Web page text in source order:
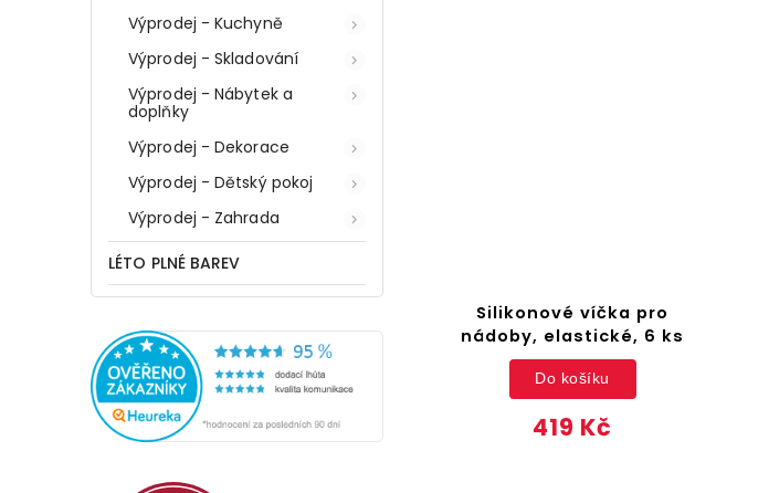
Výprodej - Kuchyně
Výprodej - Skladování
Výprodej - Nábytek a
doplňky
Výprodej - Dekorace
Výprodej - Dětský pokoj
Výprodej - Zahrada
LÉTO PLNÉ BAREV
Silikonové víčka pro
nádoby, elastické, 6 ks
419 Kč
Do košíku